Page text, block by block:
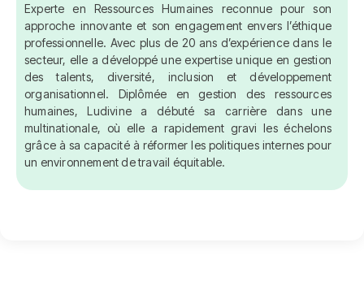
Experte en Ressources Humaines reconnue pour son
approche innovante et son engagement envers l’éthique
professionnelle. Avec plus de 20 ans d’expérience dans le
secteur, elle a développé une expertise unique en gestion
des talents, diversité, inclusion et développement
organisationnel. Diplômée en gestion des ressources
humaines, Ludivine a débuté sa carrière dans une
multinationale, où elle a rapidement gravi les échelons
grâce à sa capacité à réformer les politiques internes pour
un environnement de travail équitable.